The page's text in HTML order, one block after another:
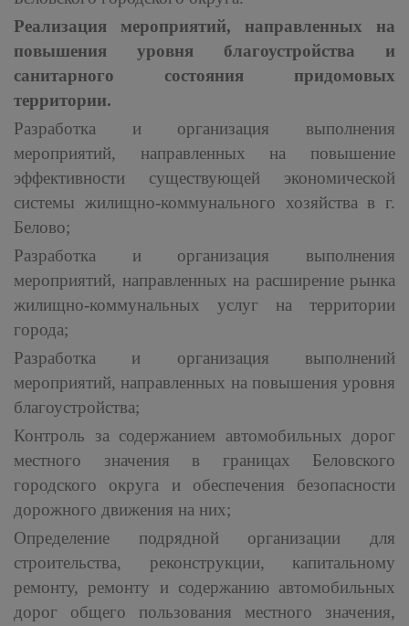
Реализация мероприятий, направленных на
повышения уровня благоустройства и
санитарного состояния придомовых
территории.
Разработка и организация выполнения
мероприятий, направленных на повышение
эффективности существующей экономической
системы жилищно-коммунального хозяйства в г.
Белово;
Разработка и организация выполнения
мероприятий, направленных на расширение рынка
жилищно-коммунальных услуг на территории
города;
Разработка и организация выполнений
мероприятий, направленных на повышения уровня
благоустройства;
Контроль за содержанием автомобильных дорог
местного значения в границах Беловского
городского округа и обеспечения безопасности
дорожного движения на них;
Определение подрядной организации для
строительства, реконструкции, капитальному
ремонту, ремонту и содержанию автомобильных
дорог общего пользования местного значения,